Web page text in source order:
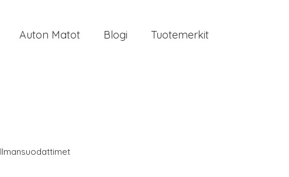
Auton Matot Blogi Tuotemerkit
Ilmansuodattimet